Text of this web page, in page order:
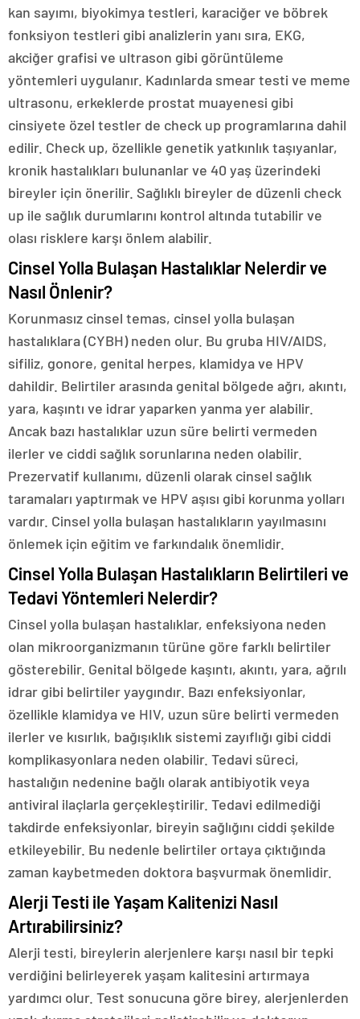
kan sayımı, biyokimya testleri, karaciğer ve böbrek
fonksiyon testleri gibi analizlerin yanı sıra, EKG,
akciğer grafisi ve ultrason gibi görüntüleme
yöntemleri uygulanır. Kadınlarda smear testi ve meme
ultrasonu, erkeklerde prostat muayenesi gibi
cinsiyete özel testler de check up programlarına dahil
edilir. Check up, özellikle genetik yatkınlık taşıyanlar,
kronik hastalıkları bulunanlar ve 40 yaş üzerindeki
bireyler için önerilir. Sağlıklı bireyler de düzenli check
up ile sağlık durumlarını kontrol altında tutabilir ve
olası risklere karşı önlem alabilir.
Cinsel Yolla Bulaşan Hastalıklar Nelerdir ve
Nasıl Önlenir?
Korunmasız cinsel temas, cinsel yolla bulaşan
hastalıklara (CYBH) neden olur. Bu gruba HIV/AIDS,
sifiliz, gonore, genital herpes, klamidya ve HPV
dahildir. Belirtiler arasında genital bölgede ağrı, akıntı,
yara, kaşıntı ve idrar yaparken yanma yer alabilir.
Ancak bazı hastalıklar uzun süre belirti vermeden
ilerler ve ciddi sağlık sorunlarına neden olabilir.
Prezervatif kullanımı, düzenli olarak cinsel sağlık
taramaları yaptırmak ve HPV aşısı gibi korunma yolları
vardır. Cinsel yolla bulaşan hastalıkların yayılmasını
önlemek için eğitim ve farkındalık önemlidir.
Cinsel Yolla Bulaşan Hastalıkların Belirtileri ve
Tedavi Yöntemleri Nelerdir?
Cinsel yolla bulaşan hastalıklar, enfeksiyona neden
olan mikroorganizmanın türüne göre farklı belirtiler
gösterebilir. Genital bölgede kaşıntı, akıntı, yara, ağrılı
idrar gibi belirtiler yaygındır. Bazı enfeksiyonlar,
özellikle klamidya ve HIV, uzun süre belirti vermeden
ilerler ve kısırlık, bağışıklık sistemi zayıflığı gibi ciddi
komplikasyonlara neden olabilir. Tedavi süreci,
hastalığın nedenine bağlı olarak antibiyotik veya
antiviral ilaçlarla gerçekleştirilir. Tedavi edilmediği
takdirde enfeksiyonlar, bireyin sağlığını ciddi şekilde
etkileyebilir. Bu nedenle belirtiler ortaya çıktığında
zaman kaybetmeden doktora başvurmak önemlidir.
Alerji Testi ile Yaşam Kalitenizi Nasıl
Artırabilirsiniz?
Alerji testi, bireylerin alerjenlere karşı nasıl bir tepki
verdiğini belirleyerek yaşam kalitesini artırmaya
yardımcı olur. Test sonucuna göre birey, alerjenlerden